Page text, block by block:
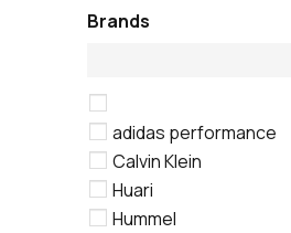
Brands
adidas performance
Calvin Klein
Huari
Hummel